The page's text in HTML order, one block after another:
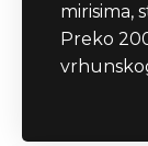
mirisima,
Preko